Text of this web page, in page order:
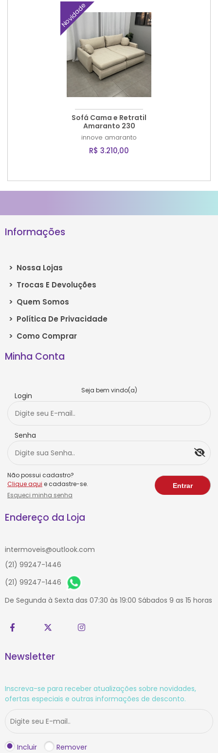
Novidade
Sofá Cama e Retratil
Amaranto 230
innove amaranto
R$ 3.210,00
Informações
> Nossa Lojas
> Trocas E Devoluções
> Quem Somos
> Política De Privacidade
> Como Comprar
Minha Conta
Seja bem vindo(a)
Login
Senha
Não possui cadastro?
Clique aqui e cadastre-se.
Esqueci minha senha
Endereço da Loja
intermoveis@outlook.com
(21) 99247-1446
(21) 99247-1446
De Segunda à Sexta das 07:30 às 19:00 Sábados 9 as 15 horas
Newsletter
Inscreva-se para receber atualizações sobre novidades,
ofertas especiais e outras informações de desconto.
Incluir Remover